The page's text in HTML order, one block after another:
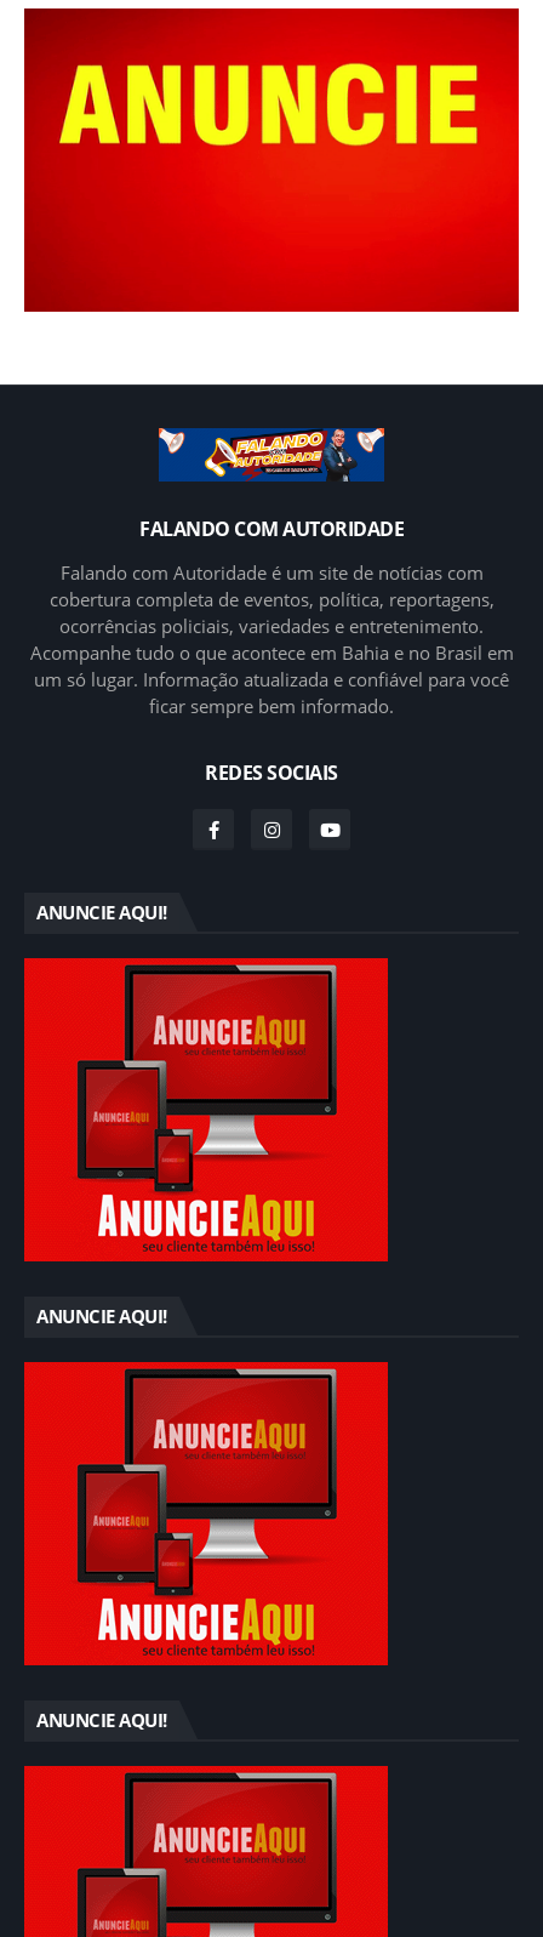
FALANDO COM AUTORIDADE
Falando com Autoridade é um site de notícias com
cobertura completa de eventos, política, reportagens,
ocorrências policiais, variedades e entretenimento.
Acompanhe tudo o que acontece em Bahia e no Brasil em
um só lugar. Informação atualizada e confiável para você
ficar sempre bem informado.
REDES SOCIAIS
ANUNCIE AQUI!
ANUNCIE AQUI!
ANUNCIE AQUI!